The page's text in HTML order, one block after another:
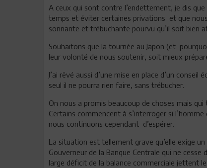
A ceux qui sont contre l’endettement, je dis
temps et éviter certaines privations et que
sonnante et trébuchante pourvu qu’il soit bien
Souhaitons que la tournée au Japon (et
leur volonté de nous soutenir, soit mieux
J’ai rêvé aussi d’une mise en place d’un
seul il ne pourra rien faire, sans trébucher.
On nous a promis beaucoup de choses mais
Certains commencent à s’interroger si
nous continuons cependant d’espérer.
La situation est tellement grave qu’elle exige
Gouverneur de la Banque Centrale qui ne
large déficit de la balance commerciale jettent